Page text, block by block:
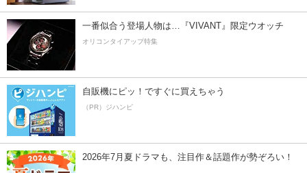
一番似合う登場人物は…『VIVANT』限定ウオッチ
オリコンタイアップ特集
自販機にピッ！ですぐに買えちゃう
（PR）ジハンピ
2026年7月夏ドラマも、注目作＆話題作が勢ぞろい！